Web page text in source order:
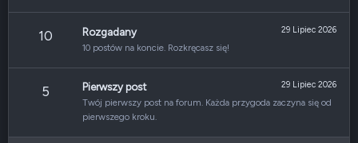
10 29 Lipiec 2026
Rozgadany
10 postów na koncie. Rozkręcasz się!
5 29 Lipiec 2026
Pierwszy post
Twój pierwszy post na forum. Każda przygoda zaczyna się od
pierwszego kroku.